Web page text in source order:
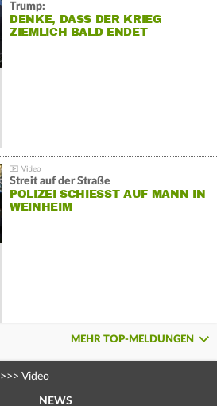
Trump:
DENKE, DASS DER KRIEG
ZIEMLICH BALD ENDET
Streit auf der Straße
POLIZEI SCHIESST AUF MANN IN W
EINHEIM
MEHR TOP-MELDUNGEN
>>> Video
NEWS